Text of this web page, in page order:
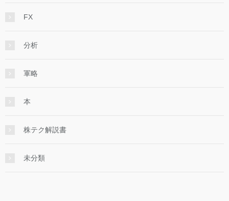
FX
分析
軍略
本
株テク解説書
未分類